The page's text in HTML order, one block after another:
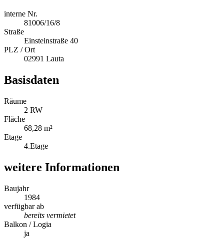
interne Nr.
81006/16/8
Straße
Einsteinstraße 40
PLZ / Ort
02991 Lauta
Basisdaten
Räume
2 RW
Fläche
68,28 m²
Etage
4.Etage
weitere Informationen
Baujahr
1984
verfügbar ab
bereits vermietet
Balkon / Logia
ja